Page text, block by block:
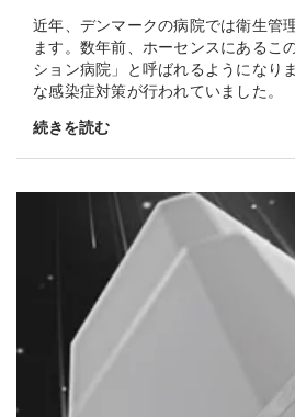
近年、デンマークの病院では衛生管
ます。数年前、ホーセンスにあるこ
ション病院」と呼ばれるようになり
な感染症対策が行われていました。
続きを読む